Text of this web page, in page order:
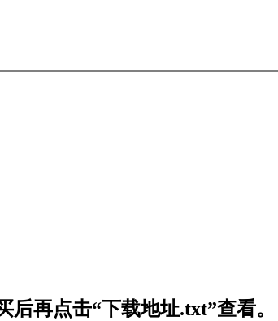
再点击“下载地址.txt”查看。